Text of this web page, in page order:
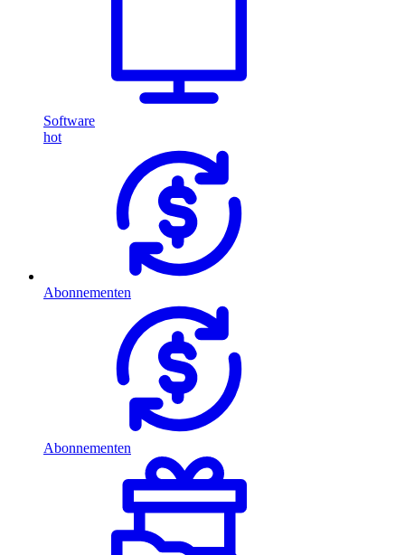
Software
hot
Abonnementen
Abonnementen